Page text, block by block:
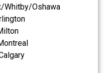
Whitby/Oshawa